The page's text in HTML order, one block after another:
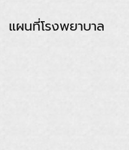
แผนที่โรงพยาบาล